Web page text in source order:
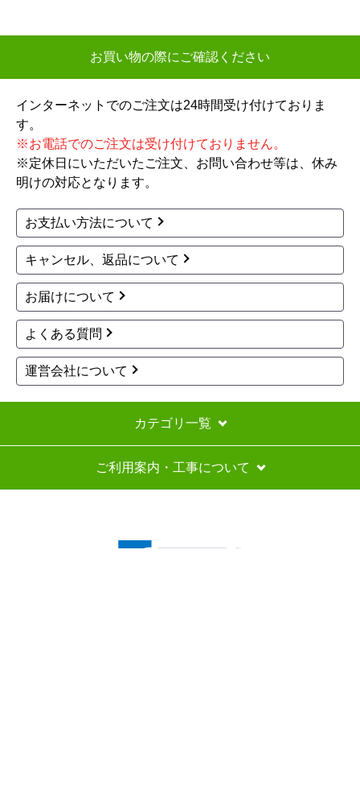
お買い物の際にご確認ください
インターネットでのご注文は24時間受け付けておりま
す。
※お電話でのご注文は受け付けておりません。
※定休日にいただいたご注文、お問い合わせ等は、休み
明けの対応となります。
お支払い方法について
キャンセル、返品について
お届けについて
よくある質問
運営会社について
カテゴリ一覧
ご利用案内・工事について